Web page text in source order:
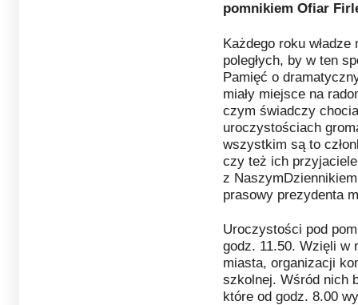
pomnikiem Ofiar
Każdego roku
poległych, by w ten
Pamięć o
miały miejsce na
czym świadczy
uroczystościach
wszystkim są to
czy też ich
z
prasowy prezydenta
Uroczystości pod
godz. 11.50. Wzięli w
miasta, organizacji
szkolnej. Wśród nich
które od godz. 8.00